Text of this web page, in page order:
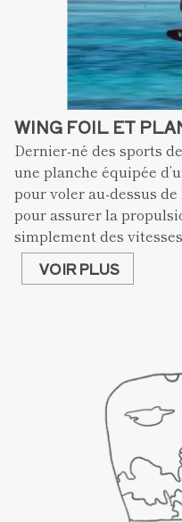
WING FOIL ET
Dernier-né des sports
une planche équipée
pour voler au-dessus de
pour assurer la
simplement des
VOIR PLUS